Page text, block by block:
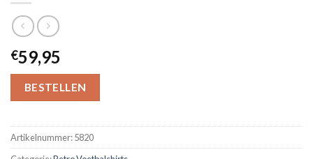
€59,95
BESTELLEN
Artikelnummer:5820